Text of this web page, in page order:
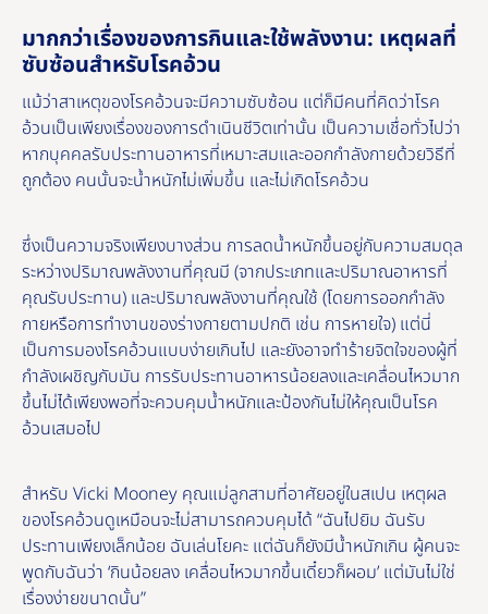
มากกว่าเรื่องของการกินและใช้พลังงาน: เหตุผลที่
ซับซ้อนสําหรับโรคอ้วน
แม้ว่าสาเหตุของโรคอ้วนจะมีความซับซ้อน แต่ก็มีคนที่คิดว่าโรค
อ้วนเป็นเพียงเรื่องของการดําเนินชีวิตเท่านั้น เป็นความเชื่อทั่วไปว่า
หากบุคคลรับประทานอาหารที่เหมาะสมและออกกําลังกายด้วยวิธีที่
ถูกต้อง คนนั้นจะน้ำหนักไม่เพิ่มขึ้น และไม่เกิดโรคอ้วน
ซึ่งเป็นความจริงเพียงบางส่วน การลดน้ำหนักขึ้นอยู่กับความสมดุล
ระหว่างปริมาณพลังงานที่คุณมี (จากประเภทและปริมาณอาหารที่
คุณรับประทาน) และปริมาณพลังงานที่คุณใช้ (โดยการออกกําลัง
กายหรือการทํางานของร่างกายตามปกติ เช่น การหายใจ) แต่นี่
เป็นการมองโรคอ้วนแบบง่ายเกินไป และยังอาจทำร้ายจิตใจของผู้ที่
กำลังเผชิญกับมัน การรับประทานอาหารน้อยลงและเคลื่อนไหวมาก
ขึ้นไม่ได้เพียงพอที่จะควบคุมน้ำหนักและป้องกันไม่ให้คุณเป็นโรค
อ้วนเสมอไป
สําหรับ Vicki Mooney คุณแม่ลูกสามที่อาศัยอยู่ในสเปน เหตุผล
ของโรคอ้วนดูเหมือนจะไม่สามารถควบคุมได้ “ฉันไปยิม ฉันรับ
ประทานเพียงเล็กน้อย ฉันเล่นโยคะ แต่ฉันก็ยังมีน้ำหนักเกิน ผู้คนจะ
พูดกับฉันว่า ‘กินน้อยลง เคลื่อนไหวมากขึ้นเดี๋ยวก็ผอม’ แต่มันไม่ใช่
เรื่องง่ายขนาดนั้น”